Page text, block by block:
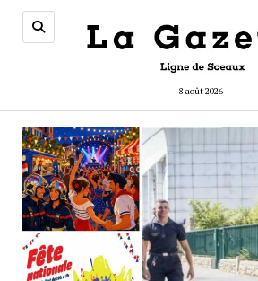
8 août 2026